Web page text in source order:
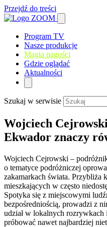
Przejdź do treści
Program TV
Nasze produkcje
Magia nagości
Gdzie oglądać
Aktualności
Szukaj w serwisie
Wojciech
Ekwador znaczy
Wojciech Cejrowski –
o tematyce podróżniczej
zakamarkach świata. Przybliża
mieszkających w często
Spotyka się z miejscowymi
bezpośredniością, prowadzi z
udział w lokalnych
próbować nawet najbardziej